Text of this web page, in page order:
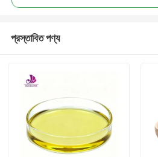
প্রস্তাবিত পণ্য